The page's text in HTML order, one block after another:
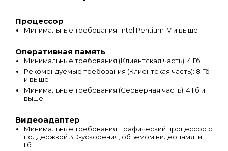
Процессор
Минимальные требования: Intel Pentium IV и выше
Оперативная память
Минимальные требования (Клиентская часть): 4 Гб
Рекомендуемые требования (Клиентская часть): 8 Гб
и выше
Минимальные требования (Серверная часть): 4 Гб и
выше
Видеоадаптер
Минимальные требования: графический процессор с
поддержкой 3D-ускорения, объемом видеопамяти 1
Гб